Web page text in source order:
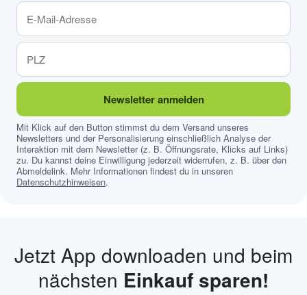
Newsletter anmelden
Mit Klick auf den Button stimmst du dem Versand unseres
Newsletters und der Personalisierung einschließlich Analyse der
Interaktion mit dem Newsletter (z. B. Öffnungsrate, Klicks auf Links)
zu. Du kannst deine Einwilligung jederzeit widerrufen, z. B. über den
Abmeldelink. Mehr Informationen findest du in unseren
Datenschutzhinweisen.
Jetzt App downloaden und beim
nächsten Einkauf sparen!